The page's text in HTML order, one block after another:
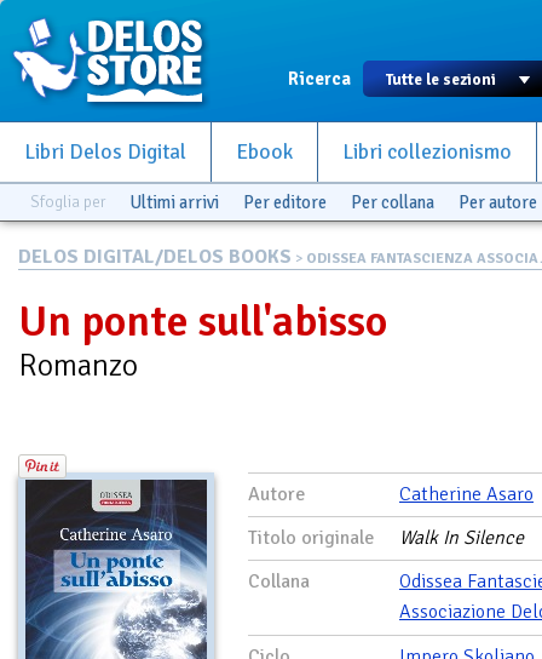
Ricerca
Libri Delos Digital Ebook Libri collezionismo
Sfoglia per Ultimi arrivi Per editore Per collana Per autore
DELOS DIGITAL/DELOS BOOKS > ODISSEA FANTASCIENZA
Un ponte sull'abisso
Romanzo
Autore
Catherine Asaro
Titolo originale
Walk In Silence
Collana
Odissea
Associazione